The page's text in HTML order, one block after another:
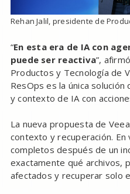
Rehan Jalil, presidente de
“En esta era de IA con
puede ser reactiva”,
Productos y Tecnología de
ResOps es la única
y contexto de IA con
La nueva propuesta de
contexto y recuperación.
completos después de un
exactamente qué archivos,
afectados y recuperar solo